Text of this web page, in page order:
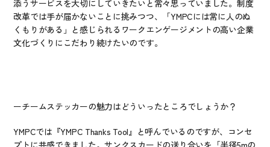
添うサービスを大切にしていきたいと常々思っていました。制度
改革では手が届かないことに挑みつつ、「YMPCには常に人のぬ
くもりがある」と感じられるワークエンゲージメントの高い企業
文化づくりにこだわり続けたいのです。
ーチームステッカーの魅力はどういったところでしょうか？
YMPCでは 『YMPC Thanks Tool』 と呼んでいるのですが、コンセ
プトに共感できました。サンクスカードの送り合いを「半径5mの